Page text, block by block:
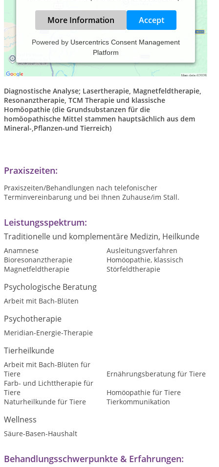
More Information Accept
Powered by Usercentrics Consent Management
Platform
feste Praxis und mobile Tierheilpraxis
von Kleinieren (Hunde,Katzen usw.)(außer Reptilien),
auch Pferde/Schafe.
Diagnostische Analyse; Lasertherapie, Magnetfeldtherapie,
Resonanztherapie, TCM Therapie und klassische
Homöopathie (die Grundsubstanzen für die
homöopathische Mittel stammen hauptsächlich aus dem
Mineral-,Pflanzen-und Tierreich)
Praxiszeiten:
Praxiszeiten/Behandlungen nach telefonischer
Terminvereinbarung und bei Ihnen Zuhause/im Stall.
Leistungsspektrum:
Traditionelle und komplementäre Medizin, Heilkunde
Anamnese
Ausleitungsverfahren
Bioresonanztherapie
Homöopathie, klassisch
Magnetfeldtherapie
Störfeldtherapie
Psychologische Beratung
Arbeit mit Bach-Blüten
Psychotherapie
Meridian-Energie-Therapie
Tierheilkunde
Arbeit mit Bach-Blüten für
Tiere
Ernährungsberatung für Tiere
Farb- und Lichttherapie für
Tiere
Homöopathie für Tiere
Naturheilkunde für Tiere
Tierkommunikation
Wellness
Säure-Basen-Haushalt
Behandlungsschwerpunkte & Erfahrungen: